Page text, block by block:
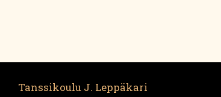
Tanssikoulu J. Leppäkari